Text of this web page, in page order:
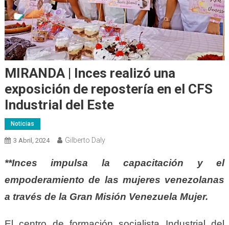
MIRANDA | Inces realizó una
exposición de repostería en el CFS
Industrial del Este
Noticias
3 Abril, 2024 Gilberto Daly
**Inces impulsa la capacitación y el
empoderamiento de las mujeres venezolanas
a través de la Gran Misión Venezuela Mujer.